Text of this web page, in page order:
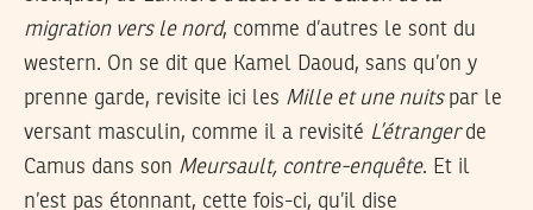
migration vers le nord, comme d’autres le sont du
western. On se dit que Kamel Daoud, sans qu’on y
prenne garde, revisite ici les Mille et une nuits par le
versant masculin, comme il a revisité L’étrangerde
Camus dans son Meursault, contre-enquête. Et il
n’est pas étonnant, cette fois-ci, qu’il dise